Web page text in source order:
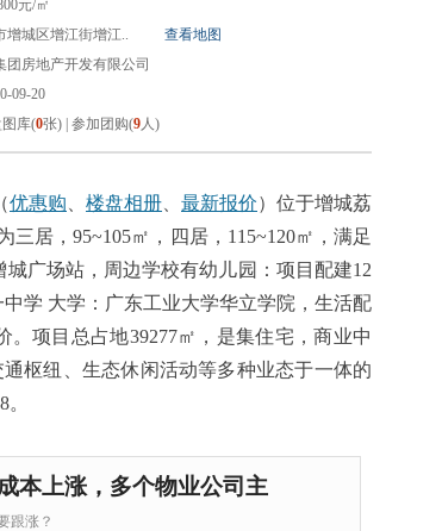
元/㎡
城区增江街增江..
查看地图
团房地产开发有限公司
09-20
库(0张) 参加团购(9人)
（优惠购 楼盘相册 最新报价）位于增城荔
居，95~105㎡，四居，115~120㎡，满足
广场站，周边学校有幼儿园：项目配建12
学 大学：广东工业大学华立学院，生活配
项目总占地39277㎡，是集住宅，商业中
枢纽、生态休闲活动等多种业态于一体的
本上涨，多个物业公司主
跟涨？